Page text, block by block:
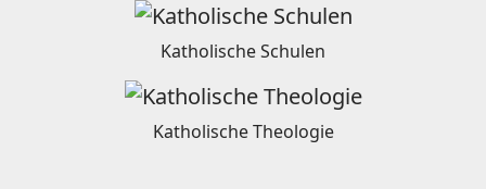
Katholische Schulen
Katholische Theologie